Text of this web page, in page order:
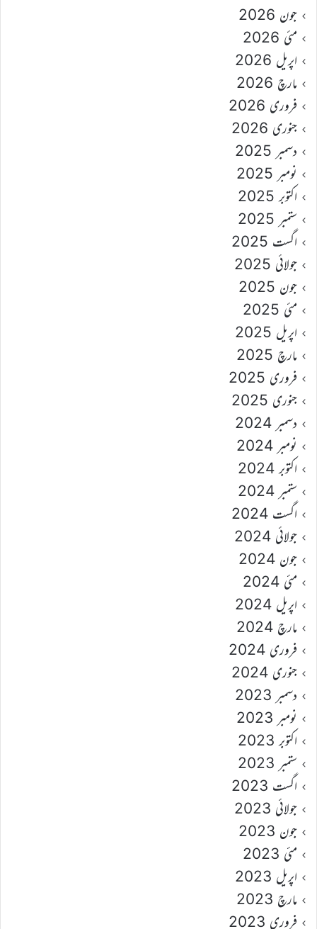
جون 2026
مئی 2026
اپریل 2026
مارچ 2026
فروری 2026
جنوری 2026
دسمبر 2025
نومبر 2025
اکتوبر 2025
ستمبر 2025
اگست 2025
جولائی 2025
جون 2025
مئی 2025
اپریل 2025
مارچ 2025
فروری 2025
جنوری 2025
دسمبر 2024
نومبر 2024
اکتوبر 2024
ستمبر 2024
اگست 2024
جولائی 2024
جون 2024
مئی 2024
اپریل 2024
مارچ 2024
فروری 2024
جنوری 2024
دسمبر 2023
نومبر 2023
اکتوبر 2023
ستمبر 2023
اگست 2023
جولائی 2023
جون 2023
مئی 2023
اپریل 2023
مارچ 2023
فروری 2023